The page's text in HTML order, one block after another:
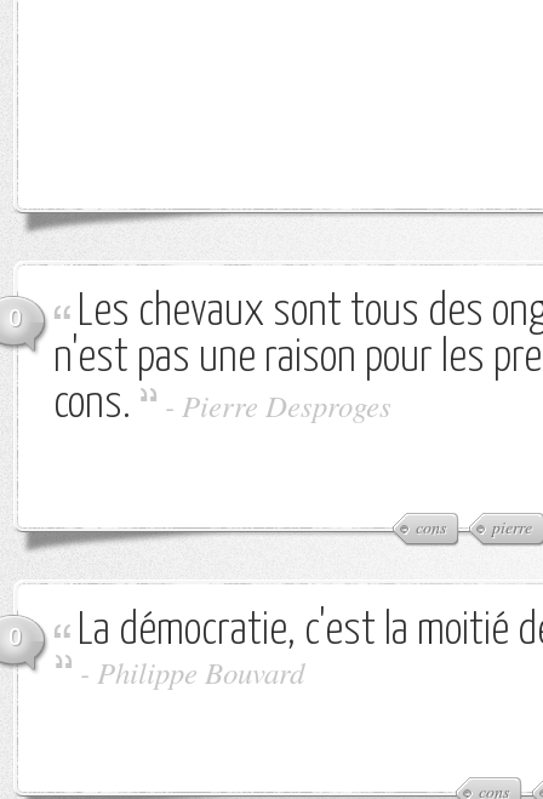
0
Les chevaux sont tous des
n'est pas une raison pour les
cons.
- Pierre Desproges
cons pierre
0 La démocratie, c'est la moitié
- Philippe Bouvard
cons